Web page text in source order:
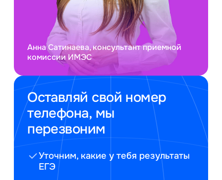
Оставляй свой номер
телефона, мы
перезвоним
Уточним, какие у тебя результаты
ЕГЭ
Анна Сатинаева, консультант приемной
комиссии ИМЭС